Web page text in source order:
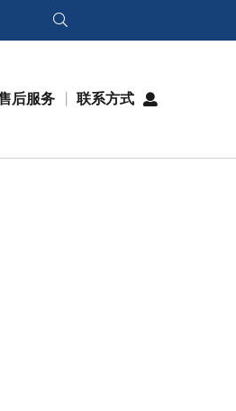
后服务 联系方式